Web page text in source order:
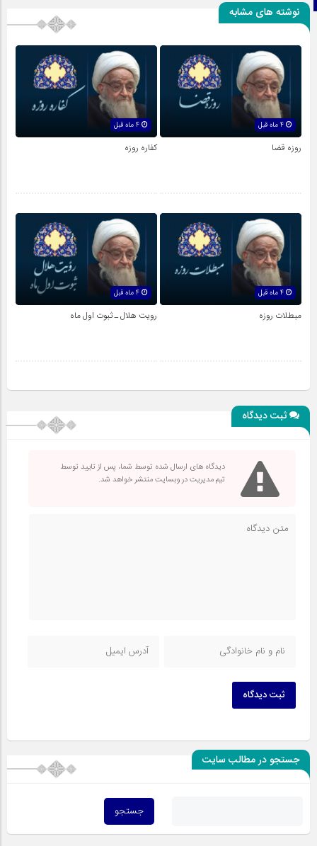
نوشته های مشابه
4 ماه قبل
روزه قضا کفاره روزه
4 ماه قبل
مبطلات روزه رویت هلال ـ ثبوت اول ماه
ثبت دیدگاه
دیدگاه های ارسال شده توسط شما، پس از تایید توسط
تیم مدیریت در وبسایت منتشر خواهد شد.
ثبت دیدگاه
جستجو در مطالب سایت